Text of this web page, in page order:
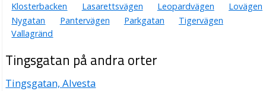
Klosterbacken
Lasarettsvägen Leopardvägen
Lovägen
Nygatan
Pantervägen Parkgatan
Tigervägen
Vallagränd
Tingsgatan på andra orter
Tingsgatan, Alvesta